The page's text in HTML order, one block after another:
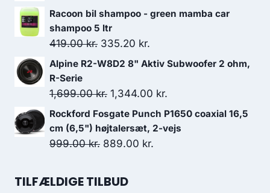
419.00 kr..377.10 kr..
oprindelige
pris
var:
548.00 kr..
aktuelle
394.00 kr..
Racoon bil shampoo - green mamba car
shampoo 5 ltr
419.00kr. Den
oprindelige
var:
419.00 kr..
335.20 kr.
aktuelle
er:
335.20 kr..
Alpine R2-W8D2 8" Aktiv Subwoofer 2 ohm,
R-Serie
1,699.00kr. Den
oprindelige
pris
var:
1,344.00 kr.
aktuelle
pris
Rockford Fosgate Punch P1650 coaxial 16,5
cm (6,5") højtalersæt, 2-vejs
999.00kr. Den
pris
889.00 kr.
TILFÆLDIGE TILBUD